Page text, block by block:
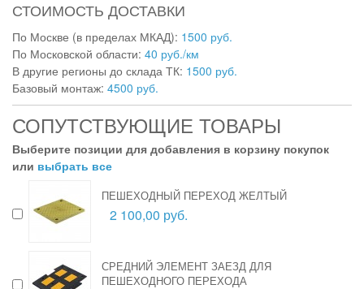
СТОИМОСТЬ ДОСТАВКИ
По Москве (в пределах МКАД): 1500 руб.
По Московской области: 40 руб./км
В другие регионы до склада ТК: 1500 руб.
Базовый монтаж: 4500 руб.
СОПУТСТВУЮЩИЕ ТОВАРЫ
Выберите позиции для добавления в корзину покупок
или выбрать все
ПЕШЕХОДНЫЙ ПЕРЕХОД ЖЕЛТЫЙ
2 100,00 руб.
СРЕДНИЙ ЭЛЕМЕНТ ЗАЕЗД ДЛЯ
ПЕШЕХОДНОГО ПЕРЕХОДА